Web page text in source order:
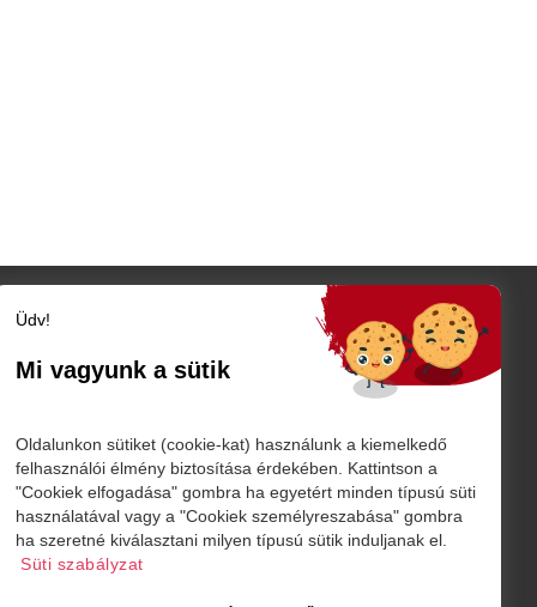
Szatmár megye
Szatmárnémeti
Nagykároly
Belföld
Külföld
Sport
Üdv!
Mi vagyunk a sütik
Oldalunkon sütiket (cookie-kat) használunk a kiemelkedő
felhasználói élmény biztosítása érdekében. Kattintson a
"Cookiek elfogadása" gombra ha egyetért minden típusú süti
használatával vagy a "Cookiek személyreszabása" gombra
ha szeretné kiválasztani milyen típusú sütik induljanak el.
Süti szabályzat